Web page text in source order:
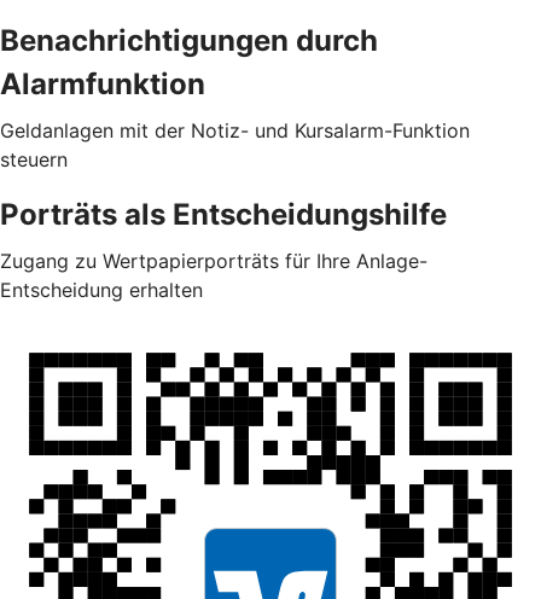
Benachrichtigungen durch
Alarmfunktion
Geldanlagen mit der Notiz- und Kursalarm-Funktion
steuern
Porträts als Entscheidungshilfe
Zugang zu Wertpapierporträts für Ihre Anlage-
Entscheidung erhalten